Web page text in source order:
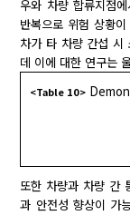
우와 차량 합류지점
반복으로 위험 상황
차가 타 차량 간섭 시
데 이에 대한 연구는
<Table 10>
또한 차량과 차량 간
과 안전성 향상이 가